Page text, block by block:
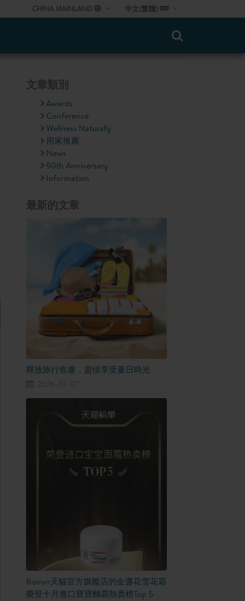
CHINA MAINLAND 中文(繁體)
文章類別
Awards
Conference
Wellness Naturally
用家推薦
News
90th Anniversary
Information
最新的文章
釋放旅行焦慮，盡情享受夏日時光
Boiron天貓官方旗艦店的金盞花雪花霜
榮登十月進口寶寶麵霜熱賣榜Top 5